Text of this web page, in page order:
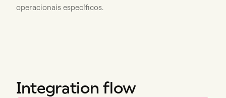
operacionais específicos.
Integration flow